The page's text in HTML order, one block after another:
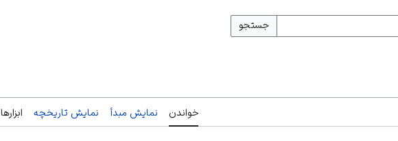
جستجو
خواندن نمایش مبدأ نمایش تاریخچه ابزارها